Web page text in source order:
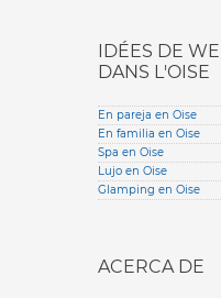
IDÉES DE
DANS L'OISE
En pareja en Oise
En familia en Oise
Spa en Oise
Lujo en Oise
Glamping en Oise
ACERCA DE